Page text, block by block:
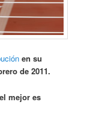
en su
de 2011.
mejor es